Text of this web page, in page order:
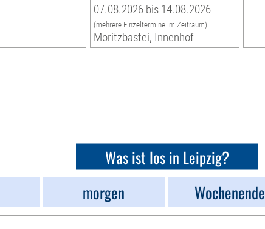
07.08.2026 bis 14.08.2026
(mehrere Einzeltermine im Zeitraum)
Moritzbastei, Innenhof
Was ist los in Leipzig?
morgen Wochenende